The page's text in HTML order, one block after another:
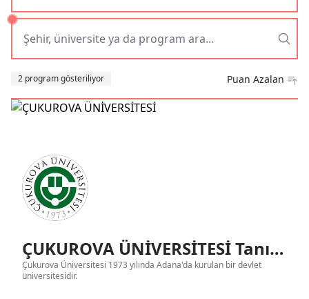
2 program gösteriliyor Puan Azalan
ÇUKUROVA ÜNİVERSİTESİ Tanıtım
Çukurova Üniversitesi 1973 yılında Adana'da kurulan bir devlet
üniversitesidir.